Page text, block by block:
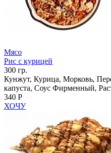
Мясо
Рис с курицей
300 гр.
Кунжут, Курица, Морковь,
капуста, Соус Фирменный,
340 Р
ХОЧУ